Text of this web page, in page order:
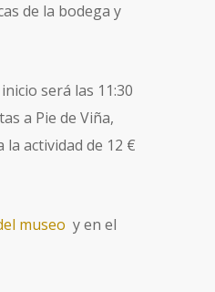
de la bodega y
será las 11:30
a Pie de Viña,
actividad de 12 €
museo y en el